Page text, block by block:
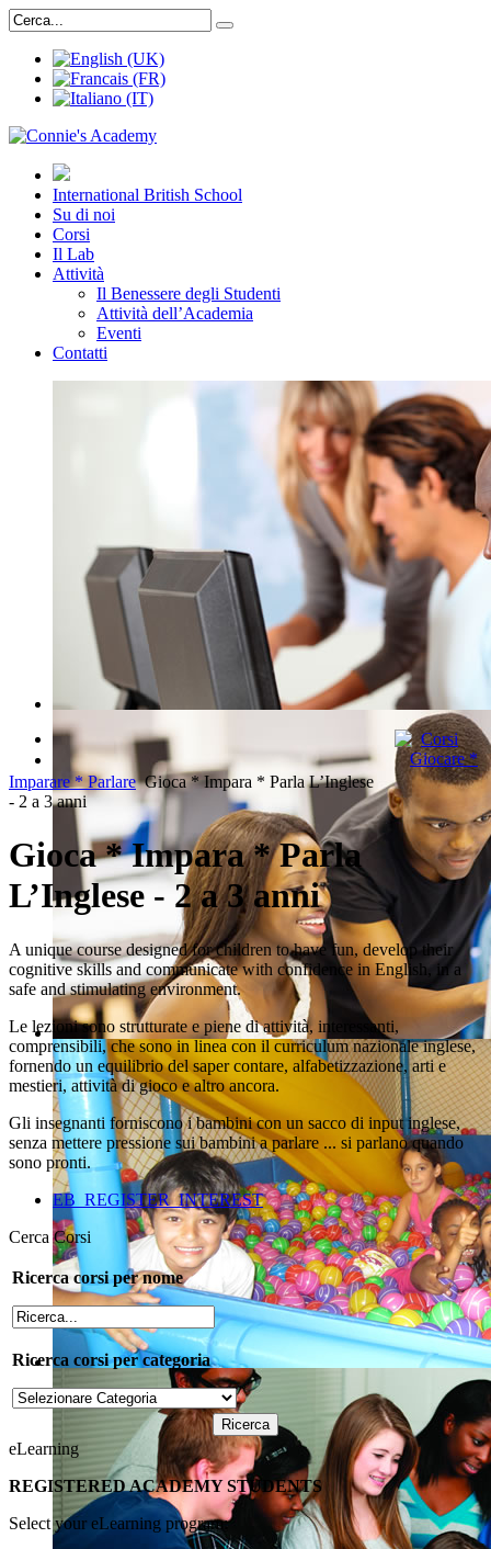
International British School
Su di noi
Corsi
Il Lab
Attività
Il Benessere degli Studenti
Attività dell’Academia
Eventi
Contatti
RICERCA RAPIDA DEI CORSI
REGISTRATI
Corsi
Giocare *
Imparare * Parlare Gioca * Impara * Parla L’Inglese
- 2 a 3 anni
Gioca * Impara * Parla
L’Inglese - 2 a 3 anni
A unique course designed for children to have fun, develop their
cognitive skills and communicate with confidence in English, in a
safe and stimulating environment.
Le lezioni sono strutturate e piene di attività, interessanti,
comprensibili, che sono in linea con il curriculum nazionale inglese,
fornendo un equilibrio del saper contare, alfabetizzazione, arti e
mestieri, attività di gioco e altro ancora.
Gli insegnanti forniscono i bambini con un sacco di input inglese,
senza mettere pressione sui bambini a parlare ... si parlano quando
sono pronti.
EB_REGISTER_INTEREST
Cerca Corsi
Ricerca corsi per nome
Ricerca corsi per categoria
eLearning
REGISTERED ACADEMY STUDENTS
Select your eLearning program: